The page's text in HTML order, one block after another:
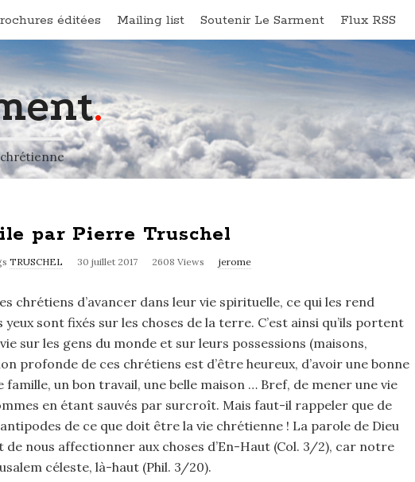
éditées Mailing list Soutenir Le Sarment Flux RSS
.
par Pierre Truschel
TRUSCHEL 30 juillet 2017 2608 Views jerome
chrétiens d’avancer dans leur vie spirituelle, ce qui les rend
yeux sont fixés sur les choses de la terre. C’est ainsi qu’ils portent
sur les gens du monde et sur leurs possessions (maisons,
profonde de ces chrétiens est d’être heureux, d’avoir une bonne
famille, un bon travail, une belle maison … Bref, de mener une vie
en étant sauvés par surcroît. Mais faut-il rappeler que de
de ce que doit être la vie chrétienne ! La parole de Dieu
de nous affectionner aux choses d’En-Haut (Col. 3/2), car notre
céleste, là-haut (Phil. 3/20).